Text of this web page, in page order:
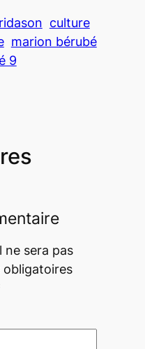
culture
marion bérubé
9
ne sera pas
obligatoires